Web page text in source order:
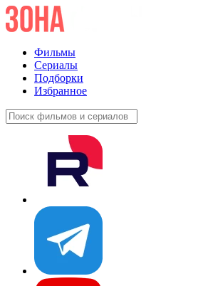
Фильмы
Сериалы
Подборки
Избранное